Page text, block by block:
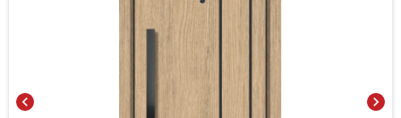
chevron_left chevron_right